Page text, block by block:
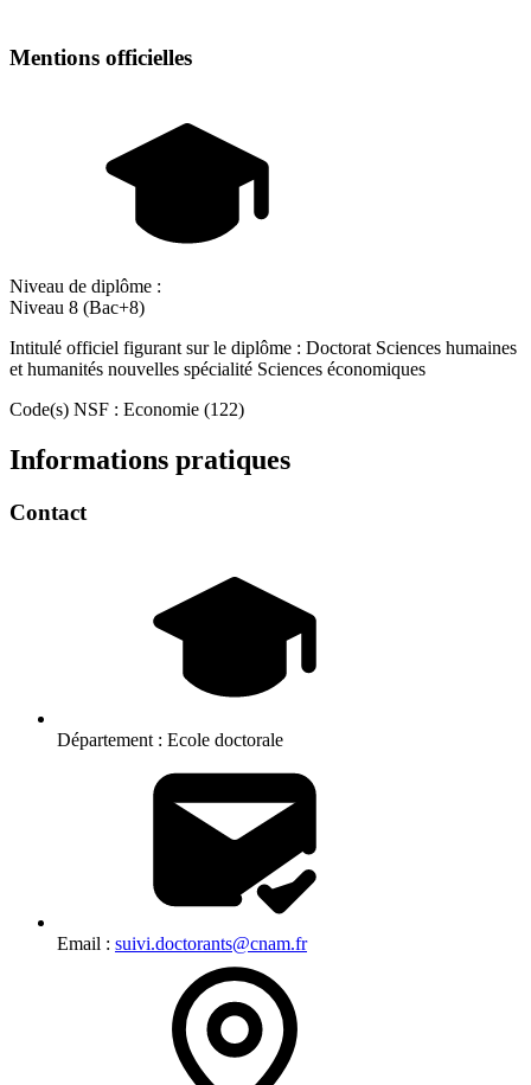
Mentions officielles
Niveau de diplôme :
Niveau 8 (Bac+8)
Intitulé officiel figurant sur le diplôme : Doctorat Sciences humaines
et humanités nouvelles spécialité Sciences économiques
Code(s) NSF : Economie (122)
Informations pratiques
Contact
Département : Ecole doctorale
Email : suivi.doctorants@cnam.fr